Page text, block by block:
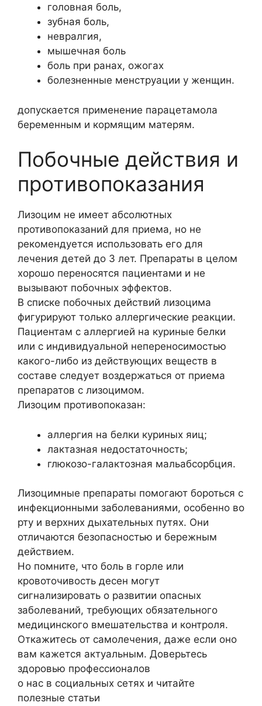
головная боль,
зубная боль,
невралгия,
мышечная боль
боль при ранах, ожогах
болезненные менструации у женщин.
допускается применение парацетамола
беременным и кормящим матерям.
Побочные действия и
противопоказания
Лизоцим не имеет абсолютных
противопоказаний для приема, но не
рекомендуется использовать его для
лечения детей до 3 лет. Препараты в целом
хорошо переносятся пациентами и не
вызывают побочных эффектов.
В списке побочных действий лизоцима
фигурируют только аллергические реакции.
Пациентам с аллергией на куриные белки
или с индивидуальной непереносимостью
какого-либо из действующих веществ в
составе следует воздержаться от приема
препаратов с лизоцимом.
Лизоцим противопоказан:
аллергия на белки куриных яиц;
лактазная недостаточность;
глюкозо-галактозная мальабсорбция.
Лизоцимные препараты помогают бороться с
инфекционными заболеваниями, особенно во
рту и верхних дыхательных путях. Они
отличаются безопасностью и бережным
действием.
Но помните, что боль в горле или
кровоточивость десен могут
сигнализировать о развитии опасных
заболеваний, требующих обязательного
медицинского вмешательства и контроля.
Откажитесь от самолечения, даже если оно
вам кажется актуальным. Доверьтесь
здоровью профессионалов
о нас в социальных сетях и читайте
полезные статьи